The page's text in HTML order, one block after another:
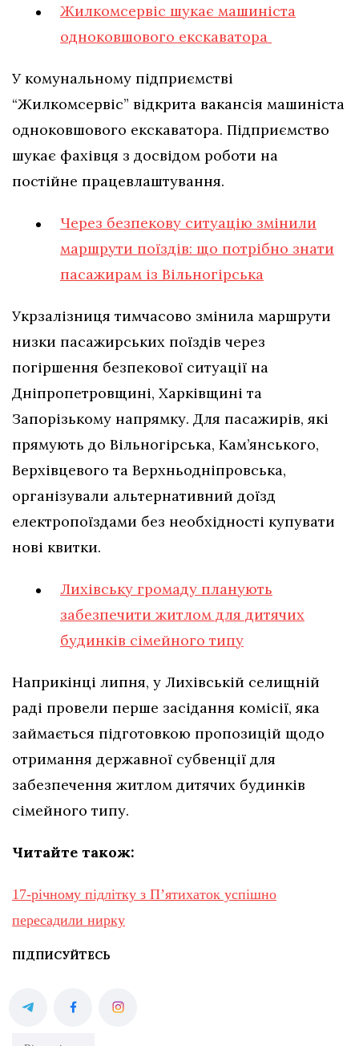
Жилкомсервіс шукає машиніста
одноковшового екскаватора
У комунальному підприємстві
“Жилкомсервіс” відкрита вакансія машиніста
одноковшового екскаватора. Підприємство
шукає фахівця з досвідом роботи на
постійне працевлаштування.
Через безпекову ситуацію змінили
маршрути поїздів: що потрібно знати
пасажирам із Вільногірська
Укрзалізниця тимчасово змінила маршрути
низки пасажирських поїздів через
погіршення безпекової ситуації на
Дніпропетровщині, Харківщині та
Запорізькому напрямку. Для пасажирів, які
прямують до Вільногірська, Кам’янського,
Верхівцевого та Верхньодніпровська,
організували альтернативний доїзд
електропоїздами без необхідності купувати
нові квитки.
Лихівську громаду планують
забезпечити житлом для дитячих
будинків сімейного типу
Наприкінці липня, у Лихівській селищній
раді провели перше засідання комісії, яка
займається підготовкою пропозицій щодо
отримання державної субвенції для
забезпечення житлом дитячих будинків
сімейного типу.
Читайте також:
17-річному підлітку з Пʼятихаток успішно
пересадили нирку
ПІДПИСУЙТЕСЬ